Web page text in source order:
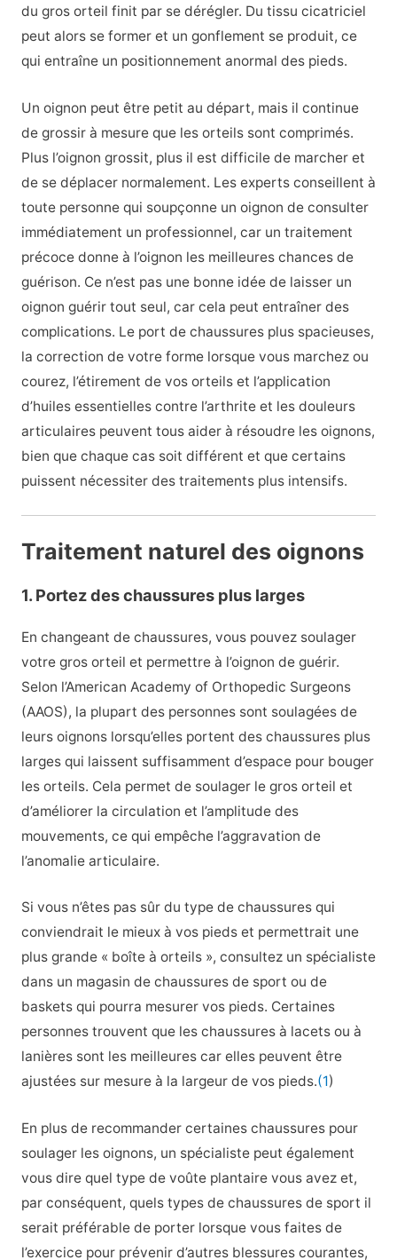
du gros orteil finit par se dérégler. Du tissu cicatriciel
peut alors se former et un gonflement se produit, ce
qui entraîne un positionnement anormal des pieds.
Un oignon peut être petit au départ, mais il continue
de grossir à mesure que les orteils sont comprimés.
Plus l’oignon grossit, plus il est difficile de marcher et
de se déplacer normalement. Les experts conseillent à
toute personne qui soupçonne un oignon de consulter
immédiatement un professionnel, car un traitement
précoce donne à l’oignon les meilleures chances de
guérison. Ce n’est pas une bonne idée de laisser un
oignon guérir tout seul, car cela peut entraîner des
complications. Le port de chaussures plus spacieuses,
la correction de votre forme lorsque vous marchez ou
courez, l’étirement de vos orteils et l’application
d’huiles essentielles contre l’arthrite et les douleurs
articulaires peuvent tous aider à résoudre les oignons,
bien que chaque cas soit différent et que certains
puissent nécessiter des traitements plus intensifs.
Traitement naturel des oignons
1. Portez des chaussures plus larges
En changeant de chaussures, vous pouvez soulager
votre gros orteil et permettre à l’oignon de guérir.
Selon l’American Academy of Orthopedic Surgeons
(AAOS), la plupart des personnes sont soulagées de
leurs oignons lorsqu’elles portent des chaussures plus
larges qui laissent suffisamment d’espace pour bouger
les orteils. Cela permet de soulager le gros orteil et
d’améliorer la circulation et l’amplitude des
mouvements, ce qui empêche l’aggravation de
l’anomalie articulaire.
Si vous n’êtes pas sûr du type de chaussures qui
conviendrait le mieux à vos pieds et permettrait une
plus grande « boîte à orteils », consultez un spécialiste
dans un magasin de chaussures de sport ou de
baskets qui pourra mesurer vos pieds. Certaines
personnes trouvent que les chaussures à lacets ou à
lanières sont les meilleures car elles peuvent être
ajustées sur mesure à la largeur de vos pieds.(1)
En plus de recommander certaines chaussures pour
soulager les oignons, un spécialiste peut également
vous dire quel type de voûte plantaire vous avez et,
par conséquent, quels types de chaussures de sport il
serait préférable de porter lorsque vous faites de
l’exercice pour prévenir d’autres blessures courantes,